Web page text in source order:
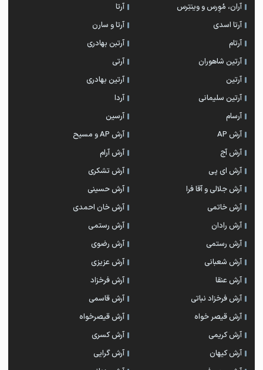
آران، مُوِرس و وینتِرس
آرتا
آرتا اسدی
آرتا و سارن
آرتام
آرتبن بهادری
آرتين شاهوران
آرتی
آرتین
آرتین بهادری
آرتین سلیمانی
آردا
آرسام
آرسین
آرش AP
آرش AP و مسیح
آرش آج
آرش آرام
آرش ای پی
آرش تشکری
آرش جلالی و آقا فرا
آرش حسینی
آرش خاتمی
آرش خان احمدی
آرش رادان
آرش رستمى
آرش رستمی
آرش رضوی
آرش شعبانی
آرش عزیزی
آرش عنقا
آرش فرخزاد
آرش فرخزاد نباتی
آرش قاسمی
آرش قیصر خواه
آرش قیصرخواه
آرش کریمی
آرش کسری
آرش کیهان
آرش گرایی